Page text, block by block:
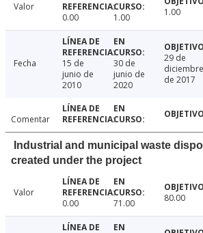
Valor
0.00
1.00 1.00
Fecha
15 de
junio de
2010
30 de
junio de
2020
29 de
diciembre
de 2017
Comentar
Industrial and municipal waste
created under the project
Valor
0.00
71.00 80.00